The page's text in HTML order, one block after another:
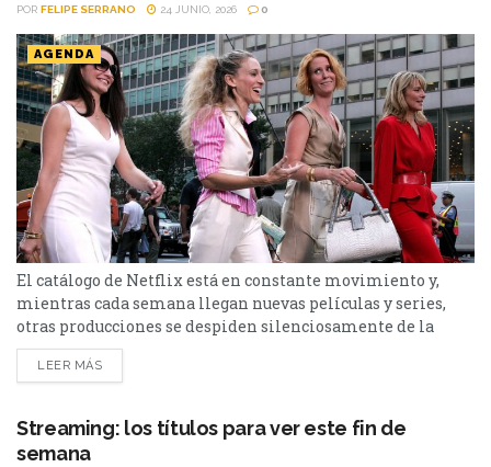
POR FELIPE SERRANO 24 JUNIO, 2026 0
AGENDA
El catálogo de Netflix está en constante movimiento y,
mientras cada semana llegan nuevas películas y series,
otras producciones se despiden silenciosamente de la
plataforma. Esta vez, tres títulos muy diferentes entre sí
abandonarán el servicio en los próximos días: El bosque,
pendientes o pensabas volver a verlas,...
LEER MÁS
Streaming: los títulos para ver este fin de
semana